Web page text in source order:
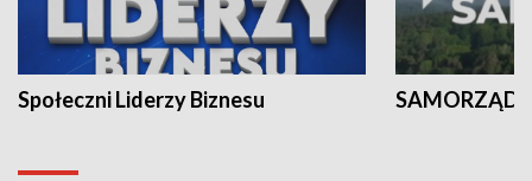
Społeczni Liderzy Biznesu SAMORZĄD